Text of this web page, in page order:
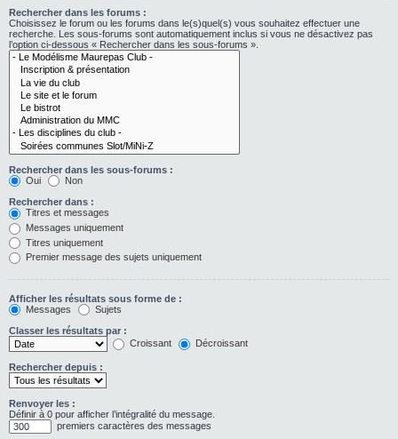
Rechercher dans les forums :
Choisissez le forum ou les forums dans le(s)quel(s) vous souhaitez effectuer une
recherche. Les sous-forums sont automatiquement inclus si vous ne désactivez pas
l’option ci-dessous « Rechercher dans les sous-forums ».
Rechercher dans les sous-forums :
Oui
Non
Rechercher dans :
Titres et messages
Messages uniquement
Titres uniquement
Premier message des sujets uniquement
Afficher les résultats sous forme de :
Messages
Sujets
Classer les résultats par :
Croissant
Décroissant
Rechercher depuis :
Renvoyer les :
Définir à 0 pour afficher l’intégralité du message.
premiers caractères des messages